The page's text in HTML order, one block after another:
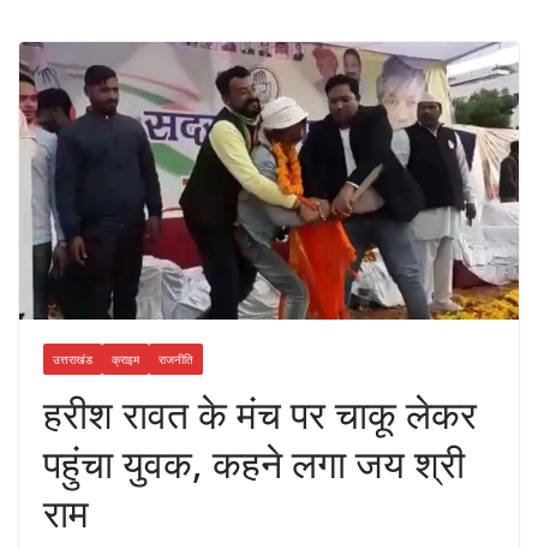
उत्तराखंड क्राइम राजनीति
हरीश रावत के मंच पर चाकू लेकर
पहुंचा युवक, कहने लगा जय श्री
राम